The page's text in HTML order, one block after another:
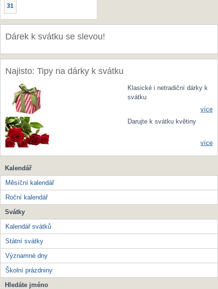
31
Dárek k svátku se slevou!
Najisto: Tipy na dárky k svátku
Klasické i netradiční dárky k
svátku
více
Darujte k svátku květiny
více
Kalendář
Měsíční kalendář
Roční kalendář
Svátky
Kalendář svátků
Státní svátky
Významné dny
Školní prázdniny
Hledáte jméno